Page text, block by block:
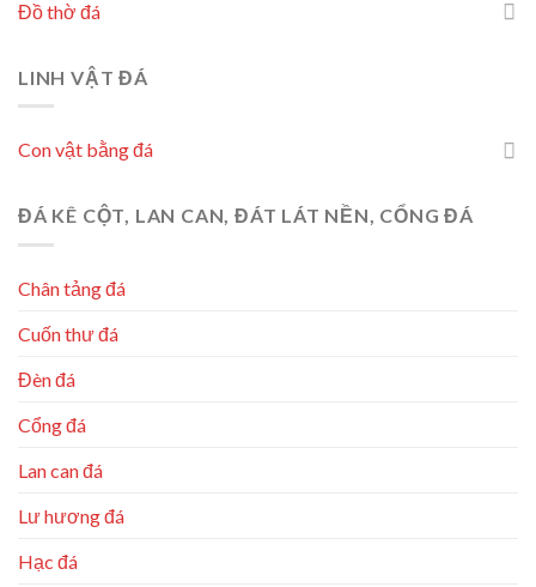
Đồ thờ đá
LINH VẬT ĐÁ
Con vật bằng đá
ĐÁ KÊ CỘT, LAN CAN, ĐÁT LÁT NỀN, CỔNG ĐÁ
Chân tảng đá
Cuốn thư đá
Đèn đá
Cổng đá
Lan can đá
Lư hương đá
Hạc đá